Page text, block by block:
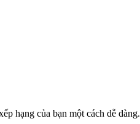
hạng của bạn một cách dễ dàng.